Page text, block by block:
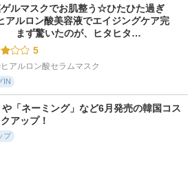
ゲルマスクでお肌整う☆ひたひた過ぎ
アルロン酸美容液でエイジングケア完
　まず驚いたのが、ヒタヒタ…
5
アルロン酸セラムマスク
IN
や「ネーミング」など6月発売の韓国コス
アップ！
プ